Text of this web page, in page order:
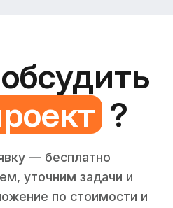
?
— бесплатно
уточним задачи и
по стоимости и